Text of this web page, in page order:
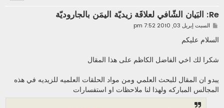
Re: البَيان الشّافي لعلاقَة زيديّة اليمَن بالجاروديّة
م
ر
ة
السبت إبريل 03, 2010 7:52 pm
السلام عليكم
شكرا لك اخي الفاضل الكاظم على هذا المقال
يبدو ان المقال للبحث العلمي ومن مواد الحلقات العلميه للزيديه في هذه
المجالس المباركه ولهذا لنا ملاحظات او استفسارات